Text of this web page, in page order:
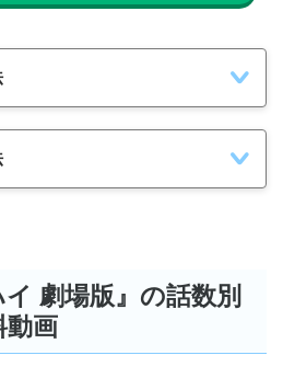
劇場版』の話数別
動画